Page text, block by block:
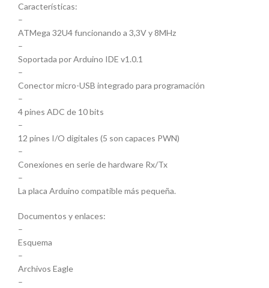
Características:
–
ATMega 32U4 funcionando a 3,3V y 8MHz
–
Soportada por Arduino IDE v1.0.1
–
Conector micro-USB integrado para programación
–
4 pines ADC de 10 bits
–
12 pines I/O digitales (5 son capaces PWN)
–
Conexiones en serie de hardware Rx/Tx
–
La placa Arduino compatible más pequeña.
Documentos y enlaces:
–
Esquema
–
Archivos Eagle
–